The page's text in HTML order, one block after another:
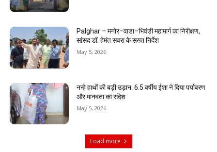
Palghar – मनोर–वाडा–भिवंडी महामार्ग का निरीक्षण,
सांसद डॉ. हेमंत सवरा के सख्त निर्देश
May 5, 2026
नन्हे हाथों की बड़ी उड़ान: 6.5 वर्षीय ईशा ने दिया पर्यावरण
और मानवता का संदेश
May 5, 2026
Load more